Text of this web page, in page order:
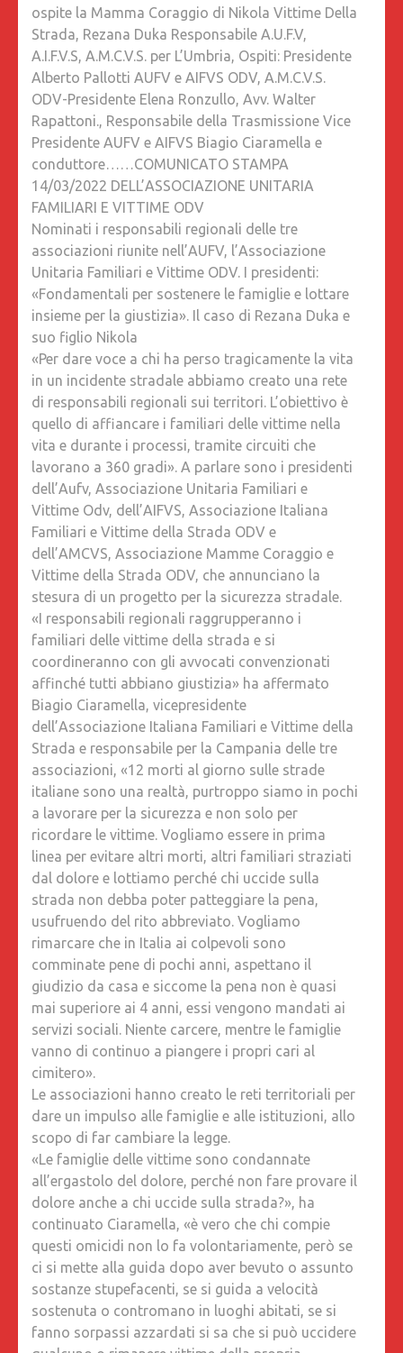
ospite la Mamma Coraggio di Nikola Vittime Della
Strada, Rezana Duka Responsabile A.U.F.V,
A.I.F.V.S, A.M.C.V.S. per L’Umbria, Ospiti: Presidente
Alberto Pallotti AUFV e AIFVS ODV, A.M.C.V.S.
ODV-Presidente Elena Ronzullo, Avv. Walter
Rapattoni., Responsabile della Trasmissione Vice
Presidente AUFV e AIFVS Biagio Ciaramella e
conduttore……COMUNICATO STAMPA
14/03/2022 DELL’ASSOCIAZIONE UNITARIA
FAMILIARI E VITTIME ODV
Nominati i responsabili regionali delle tre
associazioni riunite nell’AUFV, l’Associazione
Unitaria Familiari e Vittime ODV. I presidenti:
«Fondamentali per sostenere le famiglie e lottare
insieme per la giustizia». Il caso di Rezana Duka e
suo figlio Nikola
«Per dare voce a chi ha perso tragicamente la vita
in un incidente stradale abbiamo creato una rete
di responsabili regionali sui territori. L’obiettivo è
quello di affiancare i familiari delle vittime nella
vita e durante i processi, tramite circuiti che
lavorano a 360 gradi». A parlare sono i presidenti
dell’Aufv, Associazione Unitaria Familiari e
Vittime Odv, dell’AIFVS, Associazione Italiana
Familiari e Vittime della Strada ODV e
dell’AMCVS, Associazione Mamme Coraggio e
Vittime della Strada ODV, che annunciano la
stesura di un progetto per la sicurezza stradale.
«I responsabili regionali raggrupperanno i
familiari delle vittime della strada e si
coordineranno con gli avvocati convenzionati
affinché tutti abbiano giustizia» ha affermato
Biagio Ciaramella, vicepresidente
dell’Associazione Italiana Familiari e Vittime della
Strada e responsabile per la Campania delle tre
associazioni, «12 morti al giorno sulle strade
italiane sono una realtà, purtroppo siamo in pochi
a lavorare per la sicurezza e non solo per
ricordare le vittime. Vogliamo essere in prima
linea per evitare altri morti, altri familiari straziati
dal dolore e lottiamo perché chi uccide sulla
strada non debba poter patteggiare la pena,
usufruendo del rito abbreviato. Vogliamo
rimarcare che in Italia ai colpevoli sono
comminate pene di pochi anni, aspettano il
giudizio da casa e siccome la pena non è quasi
mai superiore ai 4 anni, essi vengono mandati ai
servizi sociali. Niente carcere, mentre le famiglie
vanno di continuo a piangere i propri cari al
cimitero».
Le associazioni hanno creato le reti territoriali per
dare un impulso alle famiglie e alle istituzioni, allo
scopo di far cambiare la legge.
«Le famiglie delle vittime sono condannate
all’ergastolo del dolore, perché non fare provare il
dolore anche a chi uccide sulla strada?», ha
continuato Ciaramella, «è vero che chi compie
questi omicidi non lo fa volontariamente, però se
ci si mette alla guida dopo aver bevuto o assunto
sostanze stupefacenti, se si guida a velocità
sostenuta o contromano in luoghi abitati, se si
fanno sorpassi azzardati si sa che si può uccidere